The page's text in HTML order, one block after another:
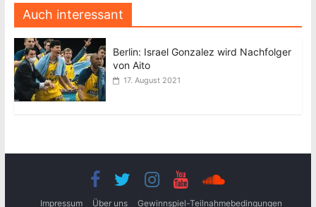
Auch interessant
Berlin: Israel Gonzalez wird Nachfolger
von Aito
17. August 2021
Impressum Über uns Gewinnspiel-Teilnahmebedingungen